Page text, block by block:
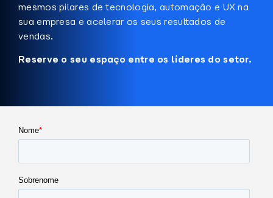
mesmos pilares de tecnologia, automação e UX na
sua empresa e acelerar os seus resultados de
vendas.
Reserve o seu espaço entre os líderes do setor.